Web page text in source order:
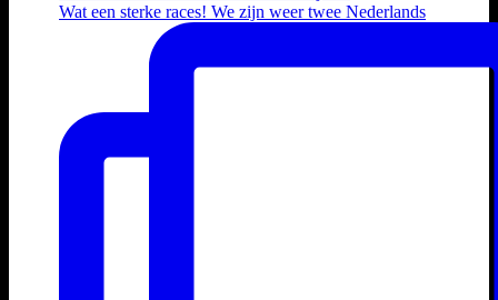
Wat een sterke races! We zijn weer twee Nederlands